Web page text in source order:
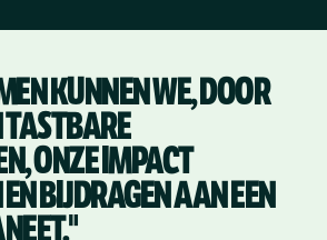
KUNNEN WE, DOOR
ONZE IMPACT
BIJDRAGEN AAN EEN